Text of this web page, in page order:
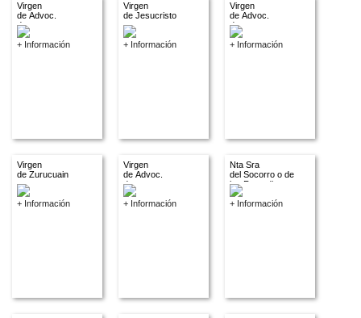
Virgen
de Advoc.
descon.
+ Información
Virgen
de Jesucristo
+ Información
Virgen
de Advoc.
descon.
+ Información
Virgen
de Zurucuain
+ Información
Virgen
de Advoc.
descon.
+ Información
Nta Sra
del Socorro o de
los Remedios
+ Información